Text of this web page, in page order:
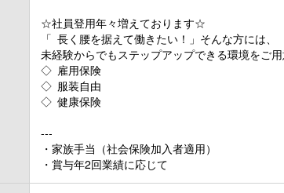
☆社員登用年々増えております☆
「 長く腰を据えて働きたい！」そんな方には、
未経験からでもステップアップできる環境をご用
◇ 雇用保険
◇ 服装自由
◇ 健康保険
---
・家族手当（社会保険加入者適用）
・賞与年2回業績に応じて